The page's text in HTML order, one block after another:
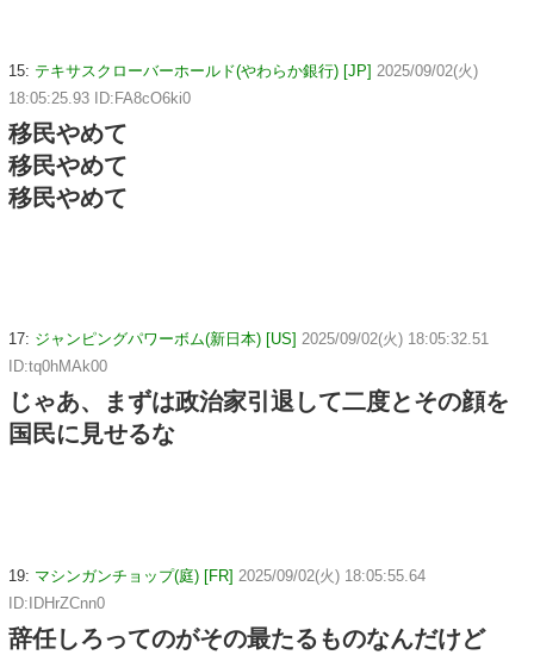
15: テキサスクローバーホールド(やわらか銀行) [JP] 2025/09/02(火)
18:05:25.93 ID:FA8cO6ki0
移民やめて
移民やめて
移民やめて
17: ジャンピングパワーボム(新日本) [US] 2025/09/02(火) 18:05:32.51
ID:tq0hMAk00
じゃあ、まずは政治家引退して二度とその顔を
国民に見せるな
19: マシンガンチョップ(庭) [FR] 2025/09/02(火) 18:05:55.64
ID:IDHrZCnn0
辞任しろってのがその最たるものなんだけど